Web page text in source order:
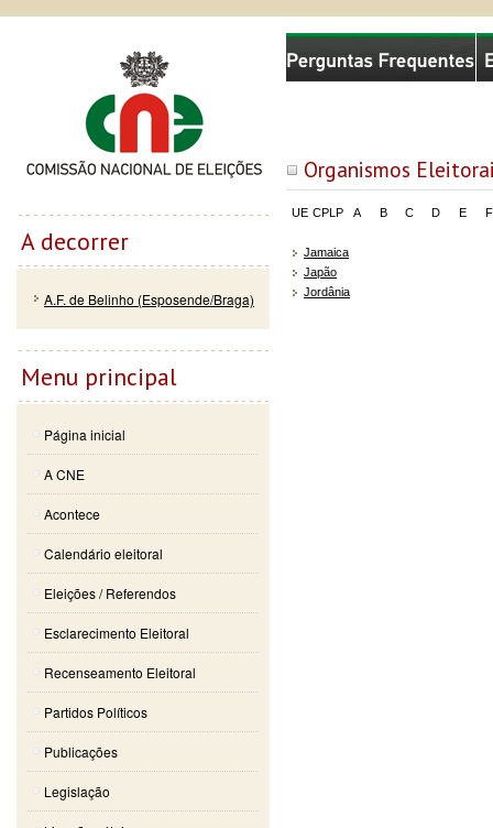
Organismos
UE CPLP A B C D E F
Jamaica
Japão
Jordânia
Comissão Nacional de Eleições
A decorrer
A.F. de Belinho (Esposende/Braga)
Menu principal
Página inicial
A CNE
Acontece
Calendário eleitoral
Eleições / Referendos
Esclarecimento Eleitoral
Recenseamento Eleitoral
Partidos Políticos
Publicações
Legislação